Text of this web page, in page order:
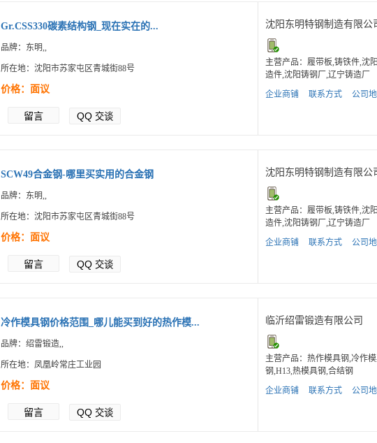
Gr.CSS330碳素结构钢_现在实在的...
品牌：东明,,
所在地：沈阳市苏家屯区青城街88号
价格：面议
留言 QQ 交谈
沈阳东明特钢制造有限公
主营产品：履带板,铸铁件,沈
造件,沈阳铸钢厂,辽宁铸造厂
企业商铺
联系方式 公司
SCW49合金钢-哪里买实用的合金钢
品牌：东明,,
所在地：沈阳市苏家屯区青城街88号
价格：面议
留言 QQ 交谈
沈阳东明特钢制造有限公
主营产品：履带板,铸铁件,沈
造件,沈阳铸钢厂,辽宁铸造厂
企业商铺
联系方式 公司
冷作模具钢价格范围_哪儿能买到好的热作模...
品牌：绍雷锻造,,
所在地：凤凰岭常庄工业园
价格：面议
留言 QQ 交谈
临沂绍雷锻造有限公司
主营产品：热作模具钢,冷作
钢,H13,热模具钢,合结钢
企业商铺
联系方式 公司